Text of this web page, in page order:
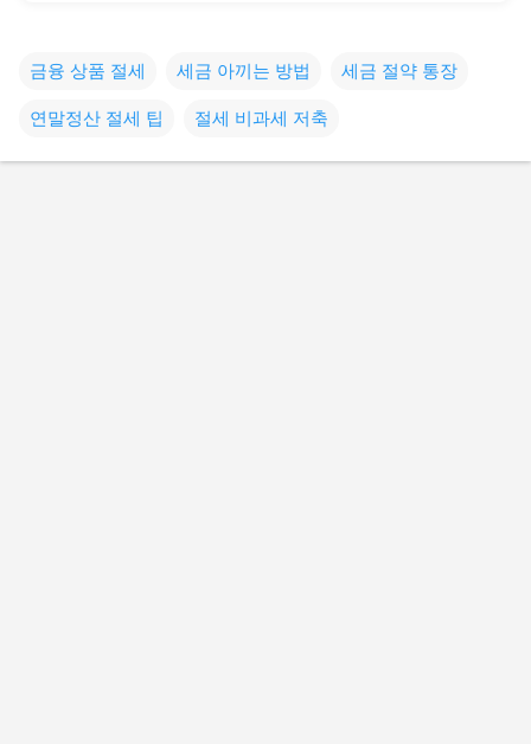
금융 상품 절세 세금 아끼는 방법 세금 절약 통장
연말정산 절세 팁 절세 비과세 저축